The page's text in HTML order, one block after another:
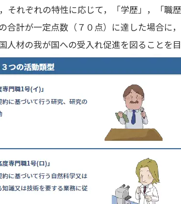
それぞれの特性に応じて，「学歴」，「職
合計が一定点数（７０点）に達した場合に
人材の我が国への受入れ促進を図ることを目